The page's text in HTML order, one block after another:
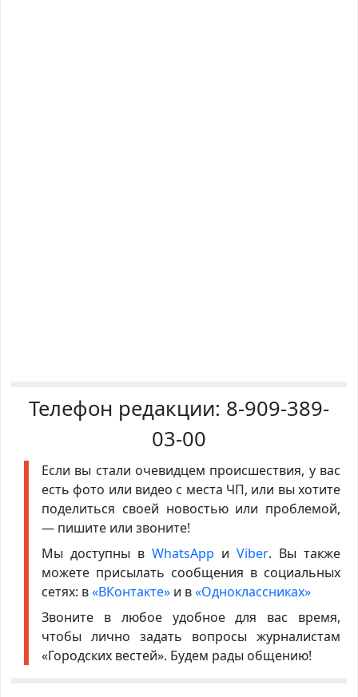
Телефон редакции: 8-909-389-
03-00
Если вы стали очевидцем происшествия, у вас
есть фото или видео с места ЧП, или вы хотите
поделиться своей новостью или проблемой,
— пишите или звоните!
Мы доступны в WhatsApp иViber. Вы также
можете присылать сообщения в социальных
сетях: в«ВКонтакте»и в«Одноклассниках»
Звоните в любое удобное для вас время,
чтобы лично задать вопросы журналистам
«Городских вестей». Будем рады общению!